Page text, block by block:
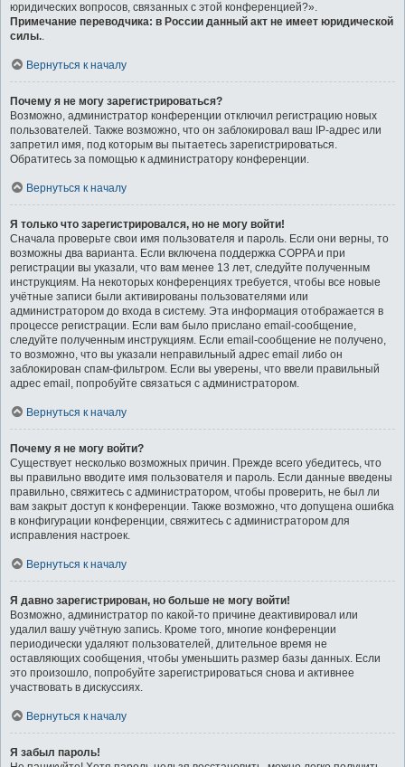
юридических вопросов, связанных с этой конференцией?».
Примечание переводчика: в России данный акт не имеет юридической
силы..
Вернуться к началу
Почему я не могу зарегистрироваться?
Возможно, администратор конференции отключил регистрацию новых
пользователей. Также возможно, что он заблокировал ваш IP-адрес или
запретил имя, под которым вы пытаетесь зарегистрироваться.
Обратитесь за помощью к администратору конференции.
Вернуться к началу
Я только что зарегистрировался, но не могу войти!
Сначала проверьте свои имя пользователя и пароль. Если они верны, то
возможны два варианта. Если включена поддержка COPPA и при
регистрации вы указали, что вам менее 13 лет, следуйте полученным
инструкциям. На некоторых конференциях требуется, чтобы все новые
учётные записи были активированы пользователями или
администратором до входа в систему. Эта информация отображается в
процессе регистрации. Если вам было прислано email-сообщение,
следуйте полученным инструкциям. Если email-сообщение не получено,
то возможно, что вы указали неправильный адрес email либо он
заблокирован спам-фильтром. Если вы уверены, что ввели правильный
адрес email, попробуйте связаться с администратором.
Вернуться к началу
Почему я не могу войти?
Существует несколько возможных причин. Прежде всего убедитесь, что
вы правильно вводите имя пользователя и пароль. Если данные введены
правильно, свяжитесь с администратором, чтобы проверить, не был ли
вам закрыт доступ к конференции. Также возможно, что допущена ошибка
в конфигурации конференции, свяжитесь с администратором для
исправления настроек.
Вернуться к началу
Я давно зарегистрирован, но больше не могу войти!
Возможно, администратор по какой-то причине деактивировал или
удалил вашу учётную запись. Кроме того, многие конференции
периодически удаляют пользователей, длительное время не
оставляющих сообщения, чтобы уменьшить размер базы данных. Если
это произошло, попробуйте зарегистрироваться снова и активнее
участвовать в дискуссиях.
Вернуться к началу
Я забыл пароль!